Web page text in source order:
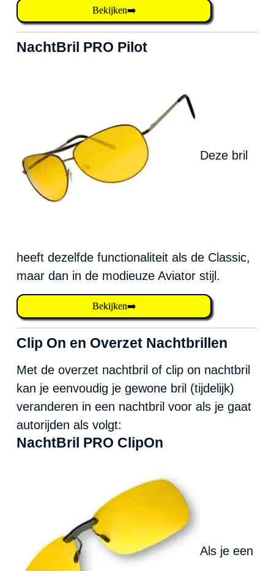
Bekijken➡️
NachtBril PRO Pilot
Deze bril
heeft dezelfde functionaliteit als de Classic,
maar dan in de modieuze Aviator stijl.
Bekijken➡️
Clip On en Overzet Nachtbrillen
Met de overzet nachtbril of clip on nachtbril
kan je eenvoudig je gewone bril (tijdelijk)
veranderen in een nachtbril voor als je gaat
autorijden als volgt:
NachtBril PRO ClipOn
Als je een